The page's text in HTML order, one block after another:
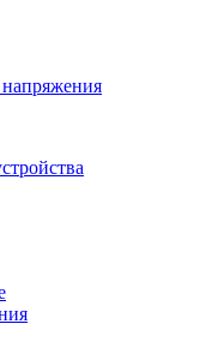
напряжения